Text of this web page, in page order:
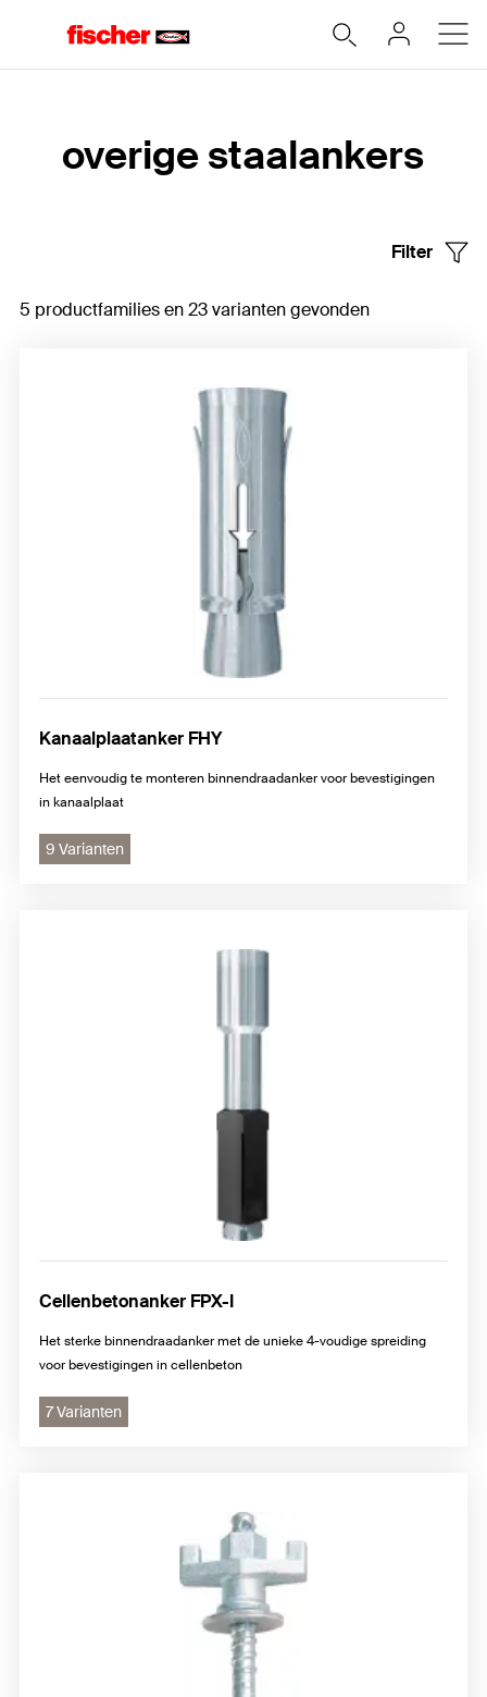
overige staalankers
Filter
5 productfamilies en 23 varianten gevonden
Kanaalplaatanker FHY
Het eenvoudig te monteren binnendraadanker voor bevestigingen
in kanaalplaat
9 Varianten
Cellenbetonanker FPX-I
Het sterke binnendraadanker met de unieke 4-voudige spreiding
voor bevestigingen in cellenbeton
7 Varianten